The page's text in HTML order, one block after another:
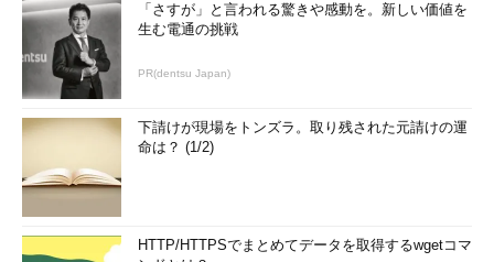
「さすが」と言われる驚きや感動を。新しい価値を
生む電通の挑戦
PR(dentsu Japan)
下請けが現場をトンズラ。取り残された元請けの運
命は？ (1/2)
HTTP/HTTPSでまとめてデータを取得するwgetコマ